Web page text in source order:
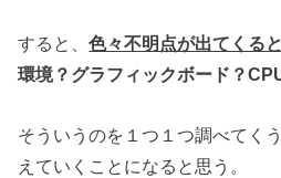
すると、色々不明点が出てくると
環境？グラフィックボード？
そういうのを１つ１つ調べてく
えていくことになると思う。